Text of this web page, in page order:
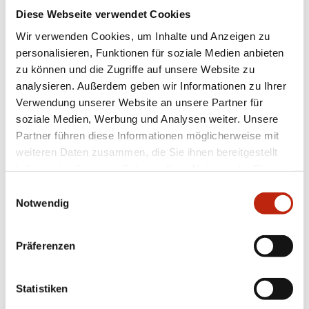
Diese Webseite verwendet Cookies
Wir verwenden Cookies, um Inhalte und Anzeigen zu
personalisieren, Funktionen für soziale Medien anbieten
zu können und die Zugriffe auf unsere Website zu
analysieren. Außerdem geben wir Informationen zu Ihrer
Verwendung unserer Website an unsere Partner für
soziale Medien, Werbung und Analysen weiter. Unsere
Partner führen diese Informationen möglicherweise mit
weiteren Daten zusammen, die Sie ihnen bereitgestellt
Notwendig
Präferenzen
Statistiken
Terrasse oder Balkon.
Zur Terrea K50 »